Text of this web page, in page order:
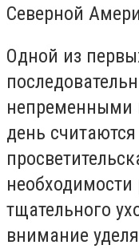
Северной
Одной из
непременными
день
необходимости
тщательного
внимание